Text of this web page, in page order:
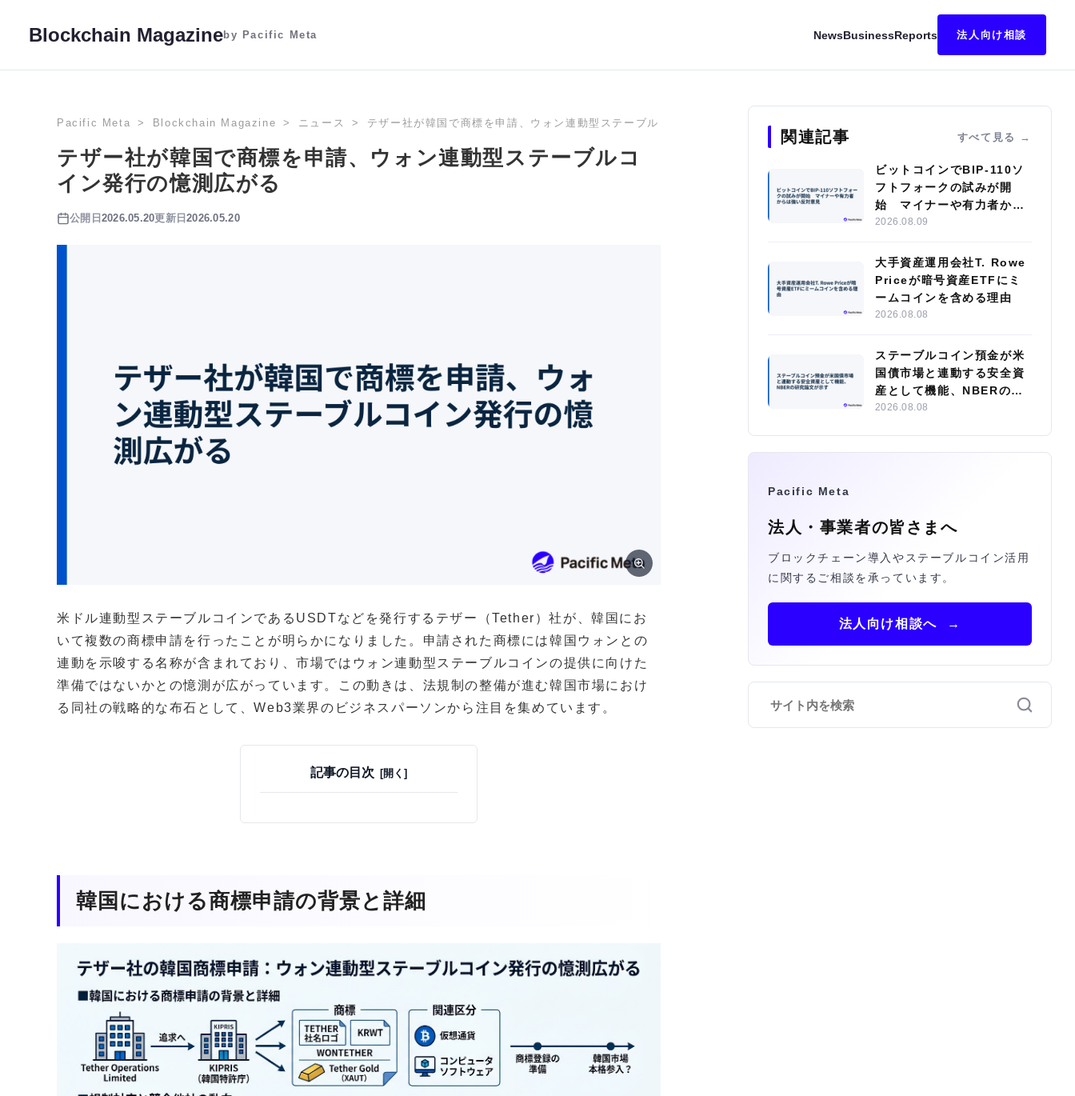
Blockchain Magazineby Pacific Meta NewsBusinessReports 法人向け相談
Pacific Meta Blockchain Magazine ニュース テザー社が韓国で商標を申請、ウォン連動型ステーブルコイン発行の憶測広がる
テザー社が韓国で商標を申請、ウォン連動型ステーブルコ
イン発行の憶測広がる
公開日 2026.05.20更新日2026.05.20
米ドル連動型ステーブルコインであるUSDTなどを発行するテザー（Tether）社が、韓国にお
いて複数の商標申請を行ったことが明らかになりました。申請された商標には韓国ウォンとの
連動を示唆する名称が含まれており、市場ではウォン連動型ステーブルコインの提供に向けた
準備ではないかとの憶測が広がっています。この動きは、法規制の整備が進む韓国市場におけ
る同社の戦略的な布石として、Web3業界のビジネスパーソンから注目を集めています。
記事の目次
韓国における商標申請の背景と詳細
関連記事 すべて見る
ビットコインでBIP-110ソ
フトフォークの試みが開
始 マイナーや有力者から
は強い反対意見
2026.08.09
大手資産運用会社T. Rowe
Priceが暗号資産ETFにミ
ームコインを含める理由
2026.08.08
ステーブルコイン預金が米
国債市場と連動する安全資
産として機能、NBERの研
究論文が示す
2026.08.08
Pacific Meta
法人・事業者の皆さまへ
ブロックチェーン導入やステーブルコイン活用
に関するご相談を承っています。
法人向け相談へ